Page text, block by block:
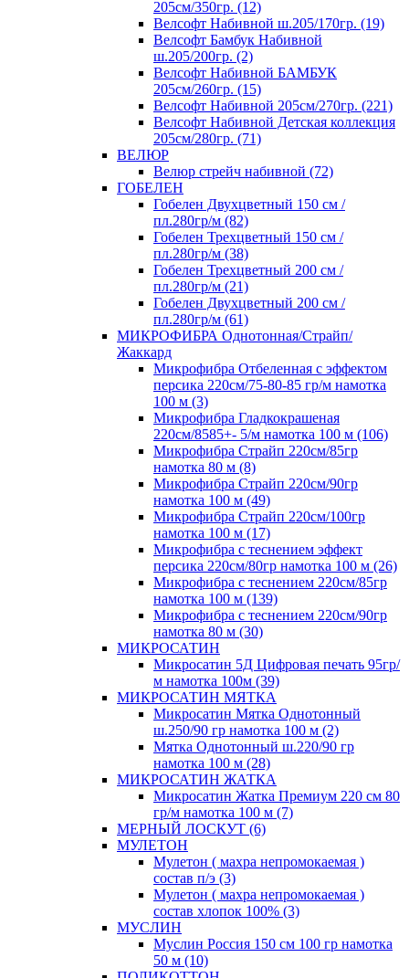
205см/350гр. (12)
Велсофт Набивной ш.205/170гр. (19)
Велсофт Бамбук Набивной
ш.205/200гр. (2)
Велсофт Набивной БАМБУК
205см/260гр. (15)
Велсофт Набивной 205см/270гр. (221)
Велсофт Набивной Детская коллекция
205см/280гр. (71)
ВЕЛЮР
Велюр стрейч набивной (72)
ГОБЕЛЕН
Гобелен Двухцветный 150 см /
пл.280гр/м (82)
Гобелен Трехцветный 150 см /
пл.280гр/м (38)
Гобелен Трехцветный 200 см /
пл.280гр/м (21)
Гобелен Двухцветный 200 см /
пл.280гр/м (61)
МИКРОФИБРА Однотонная/Страйп/
Жаккард
Микрофибра Отбеленная с эффектом
персика 220см/75-80-85 гр/м намотка
100 м (3)
Микрофибра Гладкокрашеная
220см/8585+- 5/м намотка 100 м (106)
Микрофибра Страйп 220см/85гр
намотка 80 м (8)
Микрофибра Страйп 220см/90гр
намотка 100 м (49)
Микрофибра Страйп 220см/100гр
намотка 100 м (17)
Микрофибра с теснением эффект
персика 220см/80гр намотка 100 м (26)
Микрофибра с теснением 220см/85гр
намотка 100 м (139)
Микрофибра с теснением 220см/90гр
намотка 80 м (30)
МИКРОСАТИН
Микросатин 5Д Цифровая печать 95гр/
м намотка 100м (39)
МИКРОСАТИН МЯТКА
Микросатин Мятка Однотонный
ш.250/90 гр намотка 100 м (2)
Мятка Однотонный ш.220/90 гр
намотка 100 м (28)
МИКРОСАТИН ЖАТКА
Микросатин Жатка Премиум 220 см 80
гр/м намотка 100 м (7)
МЕРНЫЙ ЛОСКУТ (6)
МУЛЕТОН
Мулетон ( махра непромокаемая )
состав п/э (3)
Мулетон ( махра непромокаемая )
состав хлопок 100% (3)
МУСЛИН
Муслин Россия 150 см 100 гр намотка
50 м (10)